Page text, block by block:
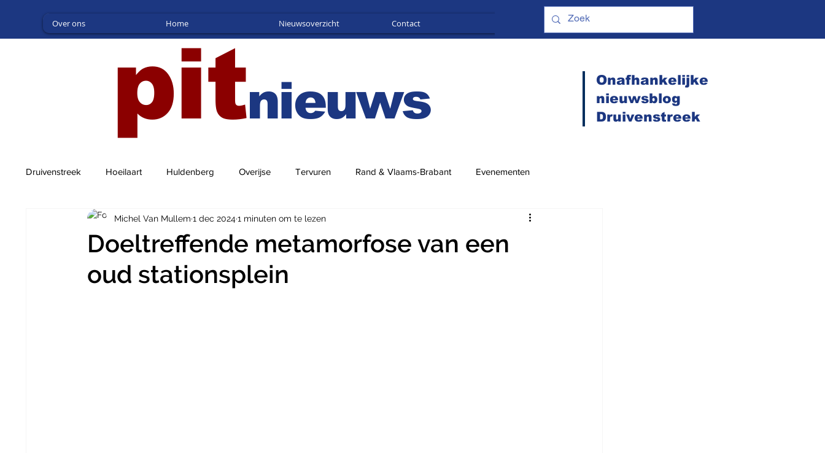
Over ons Home Nieuwsoverzicht Contact
pitnieuws
Onafhankelijke
nieuwsblog
Druivenstreek
Druivenstreek Hoeilaart Huldenberg Overijse Tervuren Rand & Vlaams-Brabant Evenementen
Doeltreffende metamorfose van een
oud stationsplein
Michel Van Mullem 1 dec 20241 minuten om te lezen